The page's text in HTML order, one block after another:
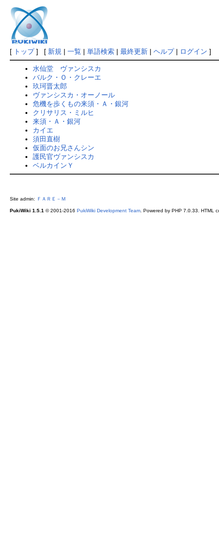
[ トップ] [ 新規 | 一覧| 単語検索| 最終更新| ヘルプ| ログイン ]
水仙堂 ヴァンシスカ
バルク・Ｏ・クレーエ
玖珂晋太郎
ヴァンシスカ・オーノール
危機を歩くもの来須・Ａ・銀河
クリサリス・ミルヒ
来須・Ａ・銀河
カイエ
須田直樹
仮面のお兄さんシン
護民官ヴァンシスカ
ベルカインＹ
Site admin: ＦＡＲＥ－Ｍ
PukiWiki 1.5.1 © 2001-2016 PukiWiki Development Team. Powered by PHP 7.0.33. HTML